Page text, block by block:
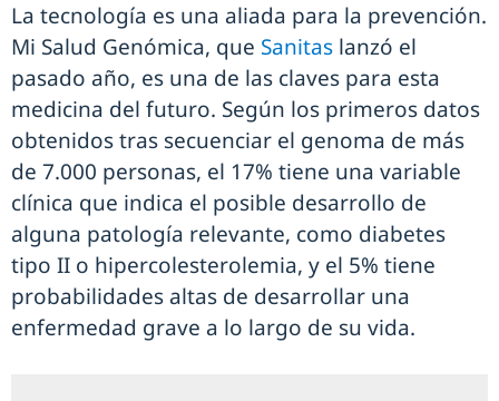
La tecnología es una aliada para la prevención.
Mi Salud Genómica, que Sanitas lanzó el
pasado año, es una de las claves para esta
medicina del futuro. Según los primeros datos
obtenidos tras secuenciar el genoma de más
de 7.000 personas, el 17% tiene una variable
clínica que indica el posible desarrollo de
alguna patología relevante, como diabetes
tipo II o hipercolesterolemia, y el 5% tiene
probabilidades altas de desarrollar una
enfermedad grave a lo largo de su vida.